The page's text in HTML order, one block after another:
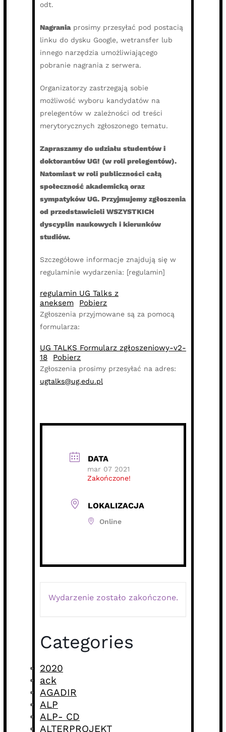
odt.
Nagraniaprosimy przesyłać pod postacią
linku do dysku Google, wetransfer lub
innego narzędzia umożliwiającego
pobranie nagrania z serwera.
Organizatorzy zastrzegają sobie
możliwość wyboru kandydatów na
prelegentów w zależności od treści
merytorycznych zgłoszonego tematu.
Zapraszamy do udziału studentów i
doktorantów UG! (w roli prelegentów).
Natomiast w roli publiczności całą
społeczność akademicką oraz
sympatyków UG. Przyjmujemy zgłoszenia
od przedstawicieli WSZYSTKICH
dyscyplin naukowych i kierunków
studiów.
Szczegółowe informacje znajdują się w
regulaminie wydarzenia: [regulamin]
regulamin UG Talks z
aneksem
Pobierz
Zgłoszenia przyjmowane są za pomocą
formularza:
UG TALKS Formularz zgłoszeniowy-v2-
18
Pobierz
Zgłoszenia prosimy przesyłać na adres:
ugtalks@ug.edu.pl
DATA
mar 07 2021
Zakończone!
LOKALIZACJA
Online
Wydarzenie zostało zakończone.
Categories
2020
ack
AGADIR
ALP
ALP- CD
ALTERPROJEKT